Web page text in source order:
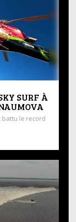
SURF À
le record